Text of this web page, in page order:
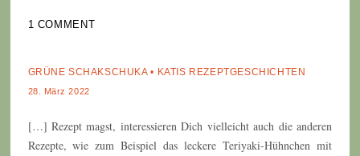
1 COMMENT
GRÜNE SCHAKSCHUKA • KATIS REZEPTGESCHICHTEN
28. März 2022
[…] Rezept magst, interessieren Dich vielleicht auch die anderen
Rezepte, wie zum Beispiel das leckere Teriyaki-Hühnchen mit